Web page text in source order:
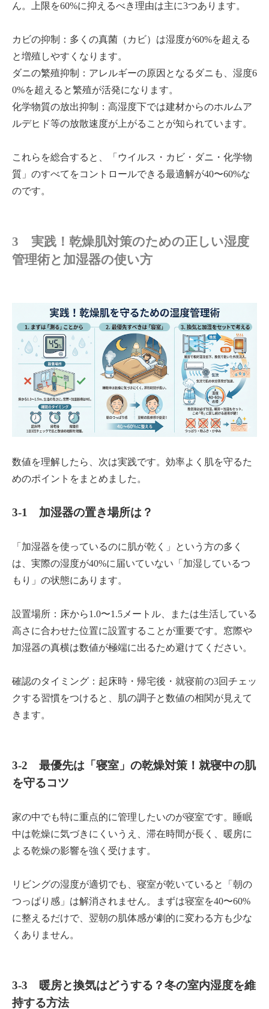
ん。上限を60%に抑えるべき理由は主に3つあります。
カビの抑制：多くの真菌（カビ）は湿度が60%を超える
と増殖しやすくなります。
ダニの繁殖抑制：アレルギーの原因となるダニも、湿度6
0%を超えると繁殖が活発になります。
化学物質の放出抑制：高湿度下では建材からのホルムア
ルデヒド等の放散速度が上がることが知られています。
これらを総合すると、「ウイルス・カビ・ダニ・化学物
質」のすべてをコントロールできる最適解が40〜60%な
のです。
3 実践！乾燥肌対策のための正しい湿度
管理術と加湿器の使い方
数値を理解したら、次は実践です。効率よく肌を守るた
めのポイントをまとめました。
3-1 加湿器の置き場所は？
「加湿器を使っているのに肌が乾く」という方の多く
は、実際の湿度が40%に届いていない「加湿しているつ
もり」の状態にあります。
設置場所：床から1.0〜1.5メートル、または生活している
高さに合わせた位置に設置することが重要です。窓際や
加湿器の真横は数値が極端に出るため避けてください。
確認のタイミング：起床時・帰宅後・就寝前の3回チェッ
クする習慣をつけると、肌の調子と数値の相関が見えて
きます。
3-2 最優先は「寝室」の乾燥対策！就寝中の肌
を守るコツ
家の中でも特に重点的に管理したいのが寝室です。睡眠
中は乾燥に気づきにくいうえ、滞在時間が長く、暖房に
よる乾燥の影響を強く受けます。
リビングの湿度が適切でも、寝室が乾いていると「朝の
つっぱり感」は解消されません。まずは寝室を40〜60%
に整えるだけで、翌朝の肌体感が劇的に変わる方も少な
くありません。
3-3 暖房と換気はどうする？冬の室内湿度を維
持する方法